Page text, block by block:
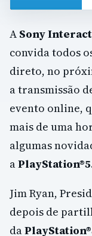
A Sony
convida todos
direto, no
a transmissão
evento online,
mais de uma
algumas
aPlayStation®5
Jim Ryan,
depois de
da